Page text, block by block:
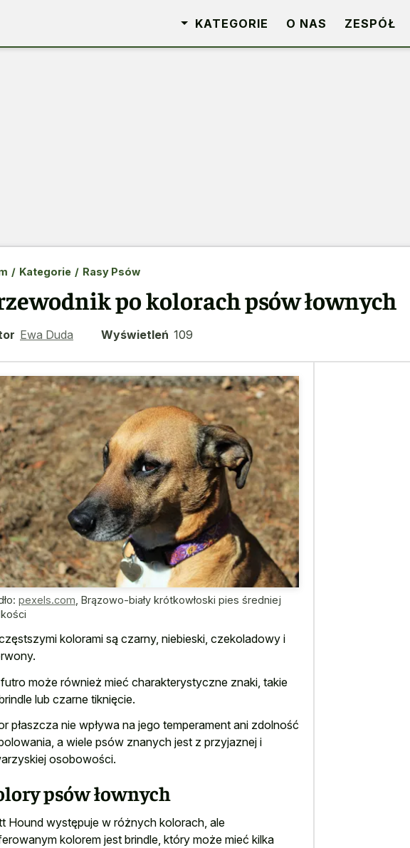
KATEGORIE O NAS ZESPÓŁ
/ Kategorie / Rasy Psów
po kolorach psów łownych
Ewa Duda Wyświetleń 109
pexels.com Brązowo-biały krótkowłoski pies średniej
kolorami są czarny, niebieski, czekoladowy i
może również mieć charakterystyczne znaki, takie
lub czarne tiknięcie.
płaszcza nie wpływa na jego temperament ani zdolność
a wiele psów znanych jest z przyjaznej i
osobowości.
psów łownych
Hound występuje w różnych kolorach, ale
kolorem jest brindle, który może mieć kilka